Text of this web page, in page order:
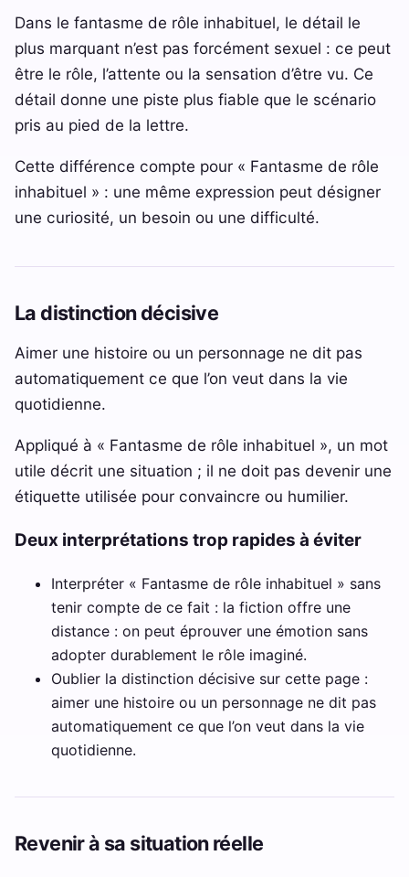
Dans le fantasme de rôle inhabituel, le détail le
plus marquant n’est pas forcément sexuel : ce peut
être le rôle, l’attente ou la sensation d’être vu. Ce
détail donne une piste plus fiable que le scénario
pris au pied de la lettre.
Cette différence compte pour « Fantasme de rôle
inhabituel » : une même expression peut désigner
une curiosité, un besoin ou une difficulté.
La distinction décisive
Aimer une histoire ou un personnage ne dit pas
automatiquement ce que l’on veut dans la vie
quotidienne.
Appliqué à « Fantasme de rôle inhabituel », un mot
utile décrit une situation ; il ne doit pas devenir une
étiquette utilisée pour convaincre ou humilier.
Deux interprétations trop rapides à éviter
Interpréter « Fantasme de rôle inhabituel » sans
tenir compte de ce fait : la fiction offre une
distance : on peut éprouver une émotion sans
adopter durablement le rôle imaginé.
Oublier la distinction décisive sur cette page :
aimer une histoire ou un personnage ne dit pas
automatiquement ce que l’on veut dans la vie
quotidienne.
Revenir à sa situation réelle